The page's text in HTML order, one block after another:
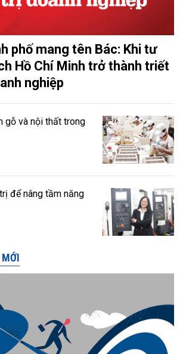
phố mang tên Bác: Khi tư
Hồ Chí Minh trở thành triết
nghiệp
gỗ và nội thất trong
để nâng tầm năng